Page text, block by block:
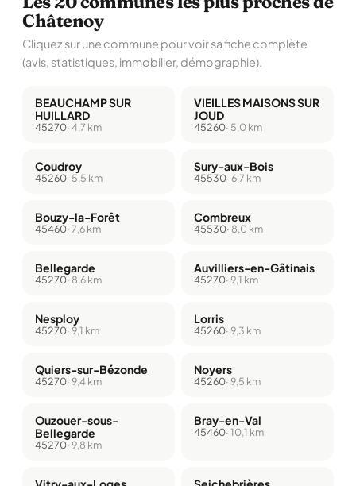
Châtenoy
Cliquez sur une commune pour voir sa fiche complète
(avis, statistiques, immobilier, démographie).
BEAUCHAMP SUR
HUILLARD
45270· 4,7 km
VIEILLES MAISONS SUR
JOUD
45260· 5,0 km
Coudroy
45260· 5,5 km
Sury-aux-Bois
45530· 6,7 km
Bouzy-la-Forêt
45460· 7,6 km
Combreux
45530· 8,0 km
Bellegarde
45270· 8,6 km
Auvilliers-en-Gâtinais
45270· 9,1 km
Nesploy
45270· 9,1 km
Lorris
45260· 9,3 km
Quiers-sur-Bézonde
45270· 9,4 km
Noyers
45260· 9,5 km
Ouzouer-sous-
Bellegarde
45270· 9,8 km
Bray-en-Val
45460· 10,1 km